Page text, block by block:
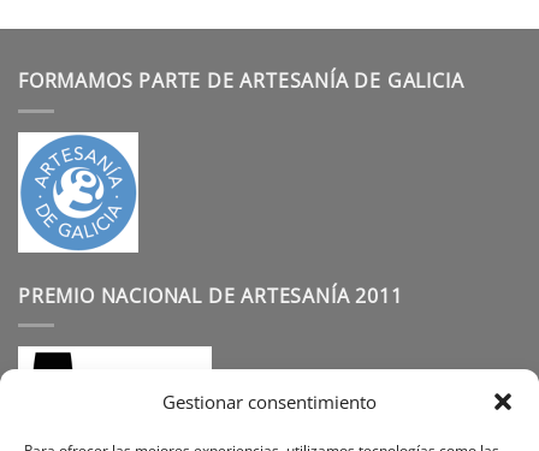
Gestionar consentimiento
FORMAMOS PARTE DE ARTESANÍA DE GALICIA
PREMIO NACIONAL DE ARTESANÍA 2011